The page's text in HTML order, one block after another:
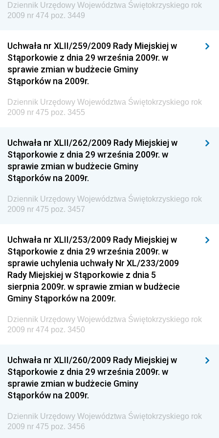
Dziennik Urzędowy Ministra Środowiska i Głównego
Inspektora Ochrony Środowiska
Dziennik Urzędowy Ministerstwa Kultury, Dziedzictwa
Narodowego i Sportu
Dziennik Urzędowy Ministra Finansów, Funduszy i
Dziennik Urzędowy Ministra Rozwoju, Pracy i
Dziennik Urzędowy Ministra Kultury, Dziedzictwa
Narodowego i Sportu
Dziennik Urzędowy Ministra Rodziny i Polityki
Społecznej
Dziennik Urzędowy Komendy Głównej Straży
Granicznej
Drogowego
Dziennik Urzędowy Narodowego Banku Polskiego
Dziennik Urzędowy Komendy Głównej Policji
Dziennik Urzędowy Ministra Pracy i Polityki
Społecznej
Dziennik Urzędowy Ministra Transportu, Budownictwa
i Gospodarki Morskiej
Dziennik Urzędowy Ministra Spraw Zagranicznych
Dziennik Urzędowy Centralnego Biura
Antykorupcyjnego
Wewnętrznego
Dziennik Urzędowy Urzędu Patentowego
Dziennik Urzędowy Województwa Świętokrzyskiego rok
2009 nr 474 poz. 3449
Uchwała nr XLII/259/2009 Rady Miejskiej w
Stąporkowie z dnia 29 września 2009r. w
sprawie zmian w budżecie Gminy
Stąporków na 2009r.
Dziennik Urzędowy Województwa Świętokrzyskiego rok
2009 nr 475 poz. 3455
Uchwała nr XLII/262/2009 Rady Miejskiej w
Stąporkowie z dnia 29 września 2009r. w
sprawie zmian w budżecie Gminy
Stąporków na 2009r.
Dziennik Urzędowy Województwa Świętokrzyskiego rok
2009 nr 475 poz. 3457
Uchwała nr XLII/253/2009 Rady Miejskiej w
Stąporkowie z dnia 29 września 2009r. w
sprawie uchylenia uchwały Nr XL/233/2009
Rady Miejskiej w Stąporkowie z dnia 5
sierpnia 2009r. w sprawie zmian w budżecie
Gminy Stąporków na 2009r.
Dziennik Urzędowy Województwa Świętokrzyskiego rok
2009 nr 474 poz. 3450
Uchwała nr XLII/260/2009 Rady Miejskiej w
Stąporkowie z dnia 29 września 2009r. w
sprawie zmian w budżecie Gminy
Stąporków na 2009r.
Dziennik Urzędowy Województwa Świętokrzyskiego rok
2009 nr 475 poz. 3456